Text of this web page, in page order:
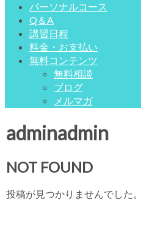
パーソナルコース
Q＆A
講習日程
料金・お支払い
無料コンテンツ
無料相談
ブログ
メルマガ
adminadmin
NOT FOUND
投稿が見つかりませんでした。